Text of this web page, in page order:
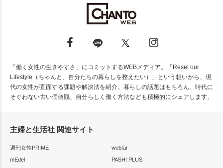
「働く女性の生きやすさ」にコミットするWEBメディア。「Reset our
Lifestyle（ちゃんと、自分たちの暮らしを整えたい）」という想いから、現
代の女性が直面する課題や解決法を紹介。暮らしの話題はもちろん、時代に
そぐわない古い価値観、自分らしく働く方法なども積極的にシェアします。
主婦と生活社 関連サイト
週刊女性PRIME
web!ar
mEdel
PASH! PLUS